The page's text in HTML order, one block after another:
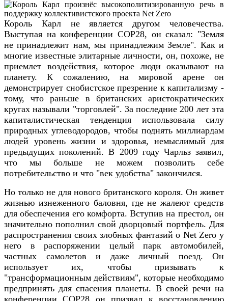
Король Карл не является другом человечества.
Выступая на конференции COP28, он сказал: "Земля
не принадлежит нам, мы принадлежим Земле". Как и
многие известные элитарные личности, он, похоже, не
приемлет воздействия, которое люди оказывают на
планету. К сожалению, на мировой арене он
демонстрирует снобистское презрение к капитализму -
тому, что раньше в британских аристократических
кругах называли "торговлей". За последние 200 лет эта
капиталистическая тенденция использовала силу
природных углеводородов, чтобы поднять миллиардам
людей уровень жизни и здоровья, немыслимый для
предыдущих поколений. В 2009 году Чарльз заявил,
что мы больше не можем позволить себе
потребительство и что "век удобства" закончился.
Но только не для нового британского короля. Он живет
жизнью изнеженного баловня, где не жалеют средств
для обеспечения его комфорта. Вступив на престол, он
значительно пополнил свой дворцовый портфель. Для
распространения своих злобных фантазий о Net Zero у
него в распоряжении целый парк автомобилей,
частных самолетов и даже личный поезд. Он
использует их, чтобы призывать к
"трансформационным действиям", которые необходимо
предпринять для спасения планеты. В своей речи на
конференции COP28 он призвал к восстановлению